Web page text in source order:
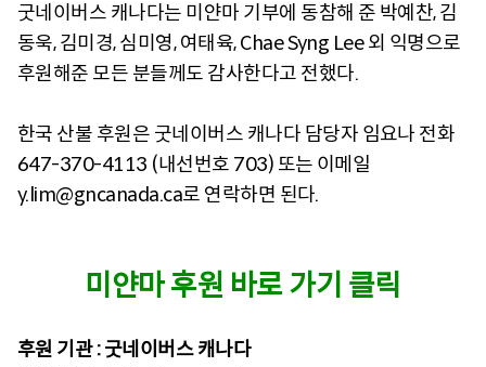
굿네이버스 캐나다는 미얀마 기부에 동참해 준 박예찬, 김
동욱, 김미경, 심미영, 여태육, Chae Syng Lee 외 익명으로
후원해준 모든 분들께도 감사한다고 전했다.
한국 산불 후원은 굿네이버스 캐나다 담당자 임요나 전화
647-370-4113 (내선번호 703) 또는 이메일
y.lim@gncanada.ca로 연락하면 된다.
미얀마 후원 바로 가기 클릭
후원 기관 :굿네이버스 캐나다